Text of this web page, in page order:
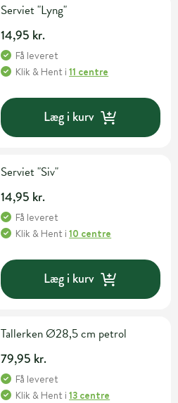
Serviet "Lyng"
14,95 kr.
Få leveret
Klik & Hent i11 centre
Læg i kurv
Serviet "Siv"
14,95 kr.
Få leveret
Klik & Hent i10 centre
Læg i kurv
Tallerken Ø28,5 cm petrol
79,95 kr.
Få leveret
Klik & Hent i13 centre